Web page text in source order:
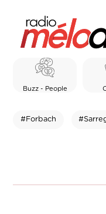
Buzz - People
#Forbach